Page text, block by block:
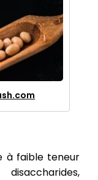
à faible teneur